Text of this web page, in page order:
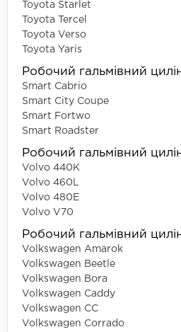
Toyota Starlet
Toyota Tercel
Toyota Verso
Toyota Yaris
Робочий гальмівний
Smart Cabrio
Smart City Coupe
Smart Fortwo
Smart Roadster
Робочий гальмівний
Volvo 440K
Volvo 460L
Volvo 480E
Volvo V70
Робочий гальмівний
Volkswagen Amarok
Volkswagen Beetle
Volkswagen Bora
Volkswagen Caddy
Volkswagen CC
Volkswagen Corrado